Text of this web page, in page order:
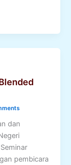
dan
pembicara